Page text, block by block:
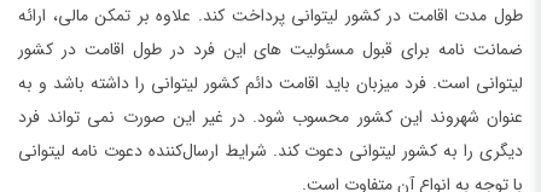
طول مدت اقامت در کشور لیتوانی پرداخت کند. علاوه بر تمکن مالی، ارائه
ضمانت نامه برای قبول مسئولیت های این فرد در طول اقامت در کشور
لیتوانی است. فرد میزبان باید اقامت دائم کشور لیتوانی را داشته باشد و به
عنوان شهروند این کشور محسوب شود. در غیر این صورت نمی تواند فرد
دیگری را به کشور لیتوانی دعوت کند. شرایط ارسال‌کننده دعوت نامه لیتوانی
با توجه به انواع آن متفاوت است.